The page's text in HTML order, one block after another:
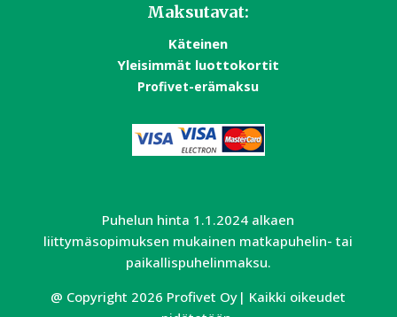
Maksutavat:
Käteinen
Yleisimmät luottokortit
Profivet-erämaksu
Puhelun hinta 1.1.2024 alkaen
liittymäsopimuksen mukainen matkapuhelin- tai
paikallispuhelinmaksu.
@ Copyright 2026 Profivet Oy| Kaikki oikeudet